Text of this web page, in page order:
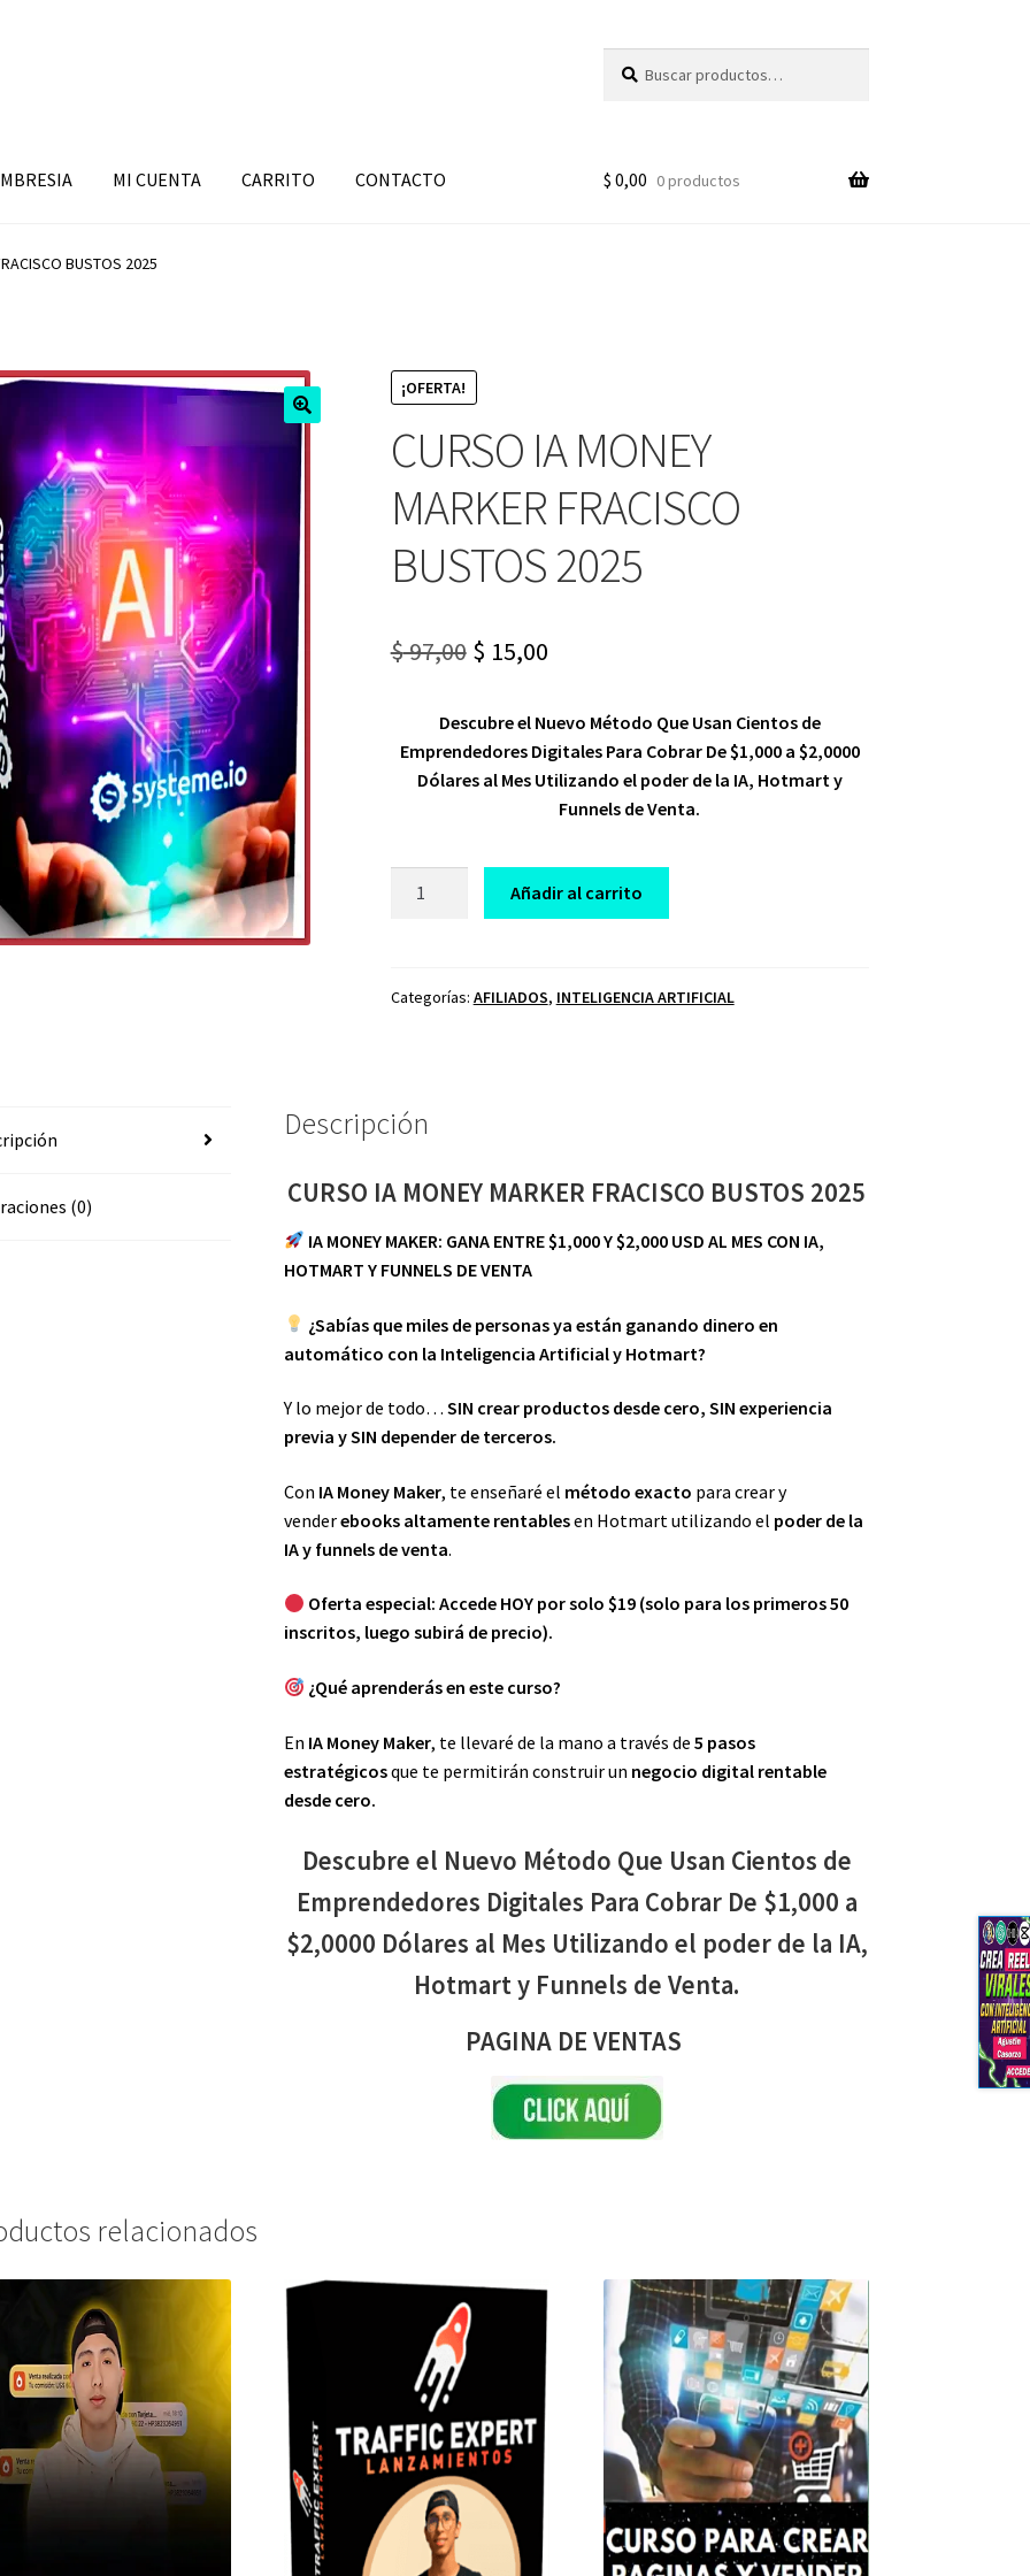
por:
MI CUENTA CARRITO CONTACTO $ 0,00 0 productos
BUSTOS 2025
¡OFERTA!
CURSO IA MONEY
MARKER FRACISCO
BUSTOS 2025
$97,00 Original
was:
$ 97,00.
$ 15,00Current
is:
$ 15,00.
Descubre el Nuevo Método Que Usan Cientos de
Emprendedores Digitales Para Cobrar De $1,000 a $2,0000
Dólares al Mes Utilizando el poder de la IA, Hotmart y
Funnels de Venta.
FRACISCO
Añadir al carrito
Categorías: AFILIADOS, INTELIGENCIA ARTIFICIAL
(0)
Descripción
CURSO IA MONEY MARKER FRACISCO BUSTOS 2025
IA MONEY MAKER: GANA ENTRE $1,000 Y $2,000 USD AL MES CON IA,
HOTMART Y FUNNELS DE VENTA
¿Sabías que miles de personas ya están ganando dinero en
automático con la Inteligencia Artificial y Hotmart?
Y lo mejor de todo…SIN crear productos desde cero, SIN experiencia
previa y SIN depender de terceros.
Con IA Money Maker, te enseñaré el método exacto para crear y
venderebooks altamente rentablesen Hotmart utilizando el poder de la
IA y funnels de venta.
Oferta especial: Accede HOY por solo $19 (solo para los primeros 50
inscritos, luego subirá de precio).
¿Qué aprenderás en este curso?
En IA Money Maker, te llevaré de la mano a través de5 pasos
estratégicosque te permitirán construir un negocio digital rentable
desde cero.
Descubre el Nuevo Método Que Usan Cientos de
Emprendedores Digitales Para Cobrar De $1,000 a
$2,0000 Dólares al Mes Utilizando el poder de la IA,
Hotmart y Funnels de Venta.
PAGINA DE VENTAS
relacionados